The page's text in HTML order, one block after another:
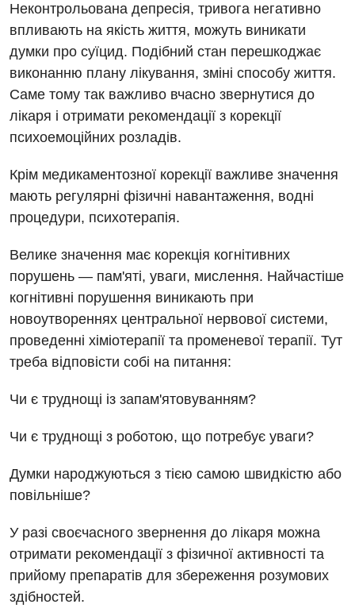
Акушерство і гінекологія
Алергологія, імунологія
Андрологія
Безоплатні послуги
Вакцинація
Гастроентерологія
Дієтологія
Ендокринологія
Кардіологія
Мамологія
Медична психологія
Неврологія
Оториноларингологія
Офтальмологічне відділення
Проктологія
Пульмонологія
Українська
Російська
Неконтрольована депресія, тривога негативно
впливають на якість життя, можуть виникати
думки про суїцид. Подібний стан перешкоджає
виконанню плану лікування, зміні способу життя.
Саме тому так важливо вчасно звернутися до
лікаря і отримати рекомендації з корекції
психоемоційних розладів.
Крім медикаментозної корекції важливе значення
мають регулярні фізичні навантаження, водні
процедури, психотерапія.
Велике значення має корекція когнітивних
порушень — пам'яті, уваги, мислення. Найчастіше
когнітивні порушення виникають при
новоутвореннях центральної нервової системи,
проведенні хіміотерапії та променевої терапії. Тут
треба відповісти собі на питання:
Чи є труднощі із запам'ятовуванням?
Чи є труднощі з роботою, що потребує уваги?
Думки народжуються з тією самою швидкістю або
повільніше?
У разі своєчасного звернення до лікаря можна
отримати рекомендації з фізичної активності та
прийому препаратів для збереження розумових
здібностей.